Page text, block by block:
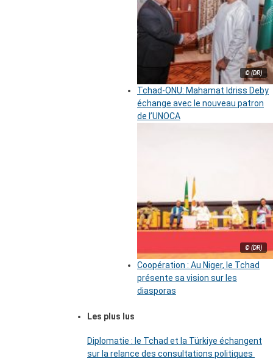
© (DR)
Tchad-ONU: Mahamat Idriss Deby
échange avec le nouveau patron
de l’UNOCA
© (DR)
Coopération : Au Niger, le Tchad
présente sa vision sur les
diasporas
Les plus lus
Diplomatie : le Tchad et la Türkiye échangent
sur la relance des consultations politiques